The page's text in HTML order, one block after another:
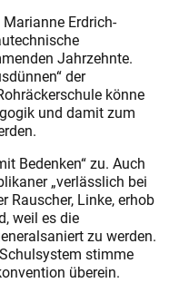
Erdrich-
Jahrzehnte.
der
könne
und damit zum
Bedenken“ zu. Auch
„verlässlich bei
Rauscher, Linke, erhob
weil es die
zu werden.
stimme
überein.